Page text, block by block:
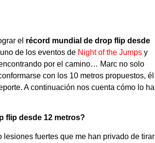
el récord mundial de drop flip desde
de los eventos de Night of the Jumps y
por el camino… Marc no solo
con los 10 metros propuestos, él
A continuación nos cuenta cómo lo ha
flip desde 12 metros?
fuertes que me han privado de tirar